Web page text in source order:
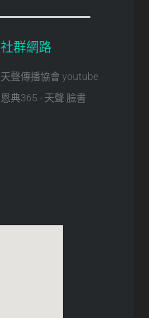
社群網路
天聲傳播協會 youtube
恩典365 - 天聲 臉書